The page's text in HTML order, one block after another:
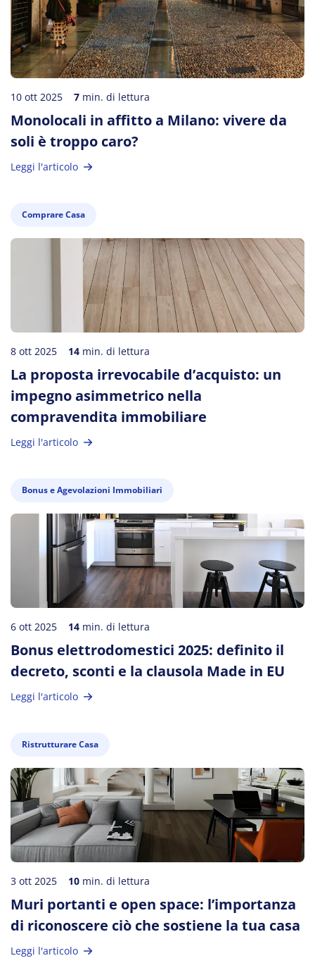
10 ott 2025 7 min. di lettura
Monolocali in affitto a Milano: vivere da
soli è troppo caro?
Leggi l'articolo
Comprare Casa
8 ott 2025 14 min. di lettura
La proposta irrevocabile d’acquisto: un
impegno asimmetrico nella
compravendita immobiliare
Leggi l'articolo
Bonus e Agevolazioni Immobiliari
6 ott 2025 14 min. di lettura
Bonus elettrodomestici 2025: definito il
decreto, sconti e la clausola Made in EU
Leggi l'articolo
Ristrutturare Casa
3 ott 2025 10 min. di lettura
Muri portanti e open space: l’importanza
di riconoscere ciò che sostiene la tua casa
Leggi l'articolo